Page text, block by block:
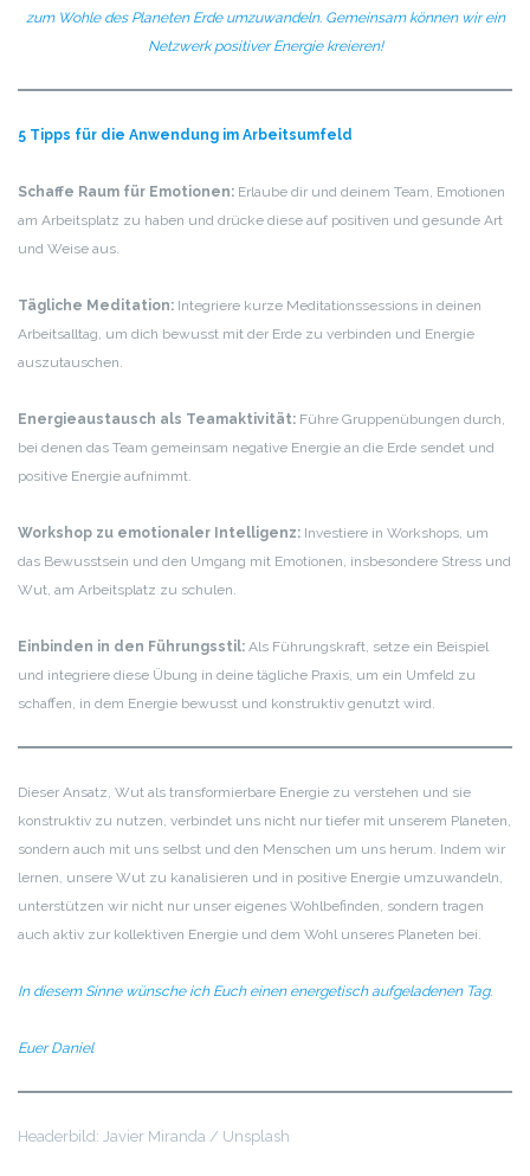
zum Wohle des Planeten Erde umzuwandeln. Gemeinsam können wir ein
Netzwerk positiver Energie kreieren!
5 Tipps für die Anwendung im Arbeitsumfeld
Schaffe Raum für Emotionen: Erlaube dir und deinem Team, Emotionen
am Arbeitsplatz zu haben und drücke diese auf positiven und gesunde Art
und Weise aus.
Tägliche Meditation: Integriere kurze Meditationssessions in deinen
Arbeitsalltag, um dich bewusst mit der Erde zu verbinden und Energie
auszutauschen.
Energieaustausch als Teamaktivität: Führe Gruppenübungen durch,
bei denen das Team gemeinsam negative Energie an die Erde sendet und
positive Energie aufnimmt.
Workshop zu emotionaler Intelligenz: Investiere in Workshops, um
das Bewusstsein und den Umgang mit Emotionen, insbesondere Stress und
Wut, am Arbeitsplatz zu schulen.
Einbinden in den Führungsstil: Als Führungskraft, setze ein Beispiel
und integriere diese Übung in deine tägliche Praxis, um ein Umfeld zu
schaffen, in dem Energie bewusst und konstruktiv genutzt wird.
Dieser Ansatz, Wut als transformierbare Energie zu verstehen und sie
konstruktiv zu nutzen, verbindet uns nicht nur tiefer mit unserem Planeten,
sondern auch mit uns selbst und den Menschen um uns herum. Indem wir
lernen, unsere Wut zu kanalisieren und in positive Energie umzuwandeln,
unterstützen wir nicht nur unser eigenes Wohlbefinden, sondern tragen
auch aktiv zur kollektiven Energie und dem Wohl unseres Planeten bei.
In diesem Sinne wünsche ich Euch einen energetisch aufgeladenen Tag.
Euer Daniel
Headerbild: Javier Miranda / Unsplash